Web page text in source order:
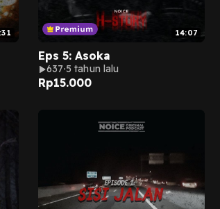
14:07
Eps 5: Asoka
637 5 tahun lalu
Rp15.000